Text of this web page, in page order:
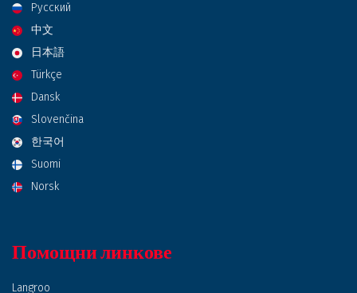
Русский
中文
日本語
Türkçe
Dansk
Slovenčina
한국어
Suomi
Norsk
Помощни линкове
Langroo